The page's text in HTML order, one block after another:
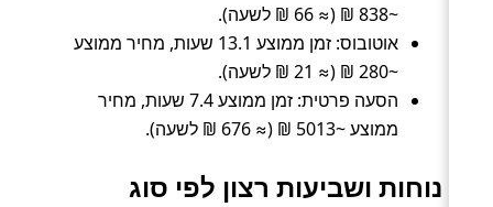
~838 ₪ (≈ 66 ₪ לשעה).
אוטובוס: זמן ממוצע 13.1 שעות, מחיר ממוצע
~280 ₪ (≈ 21 ₪ לשעה).
הסעה פרטית: זמן ממוצע 7.4 שעות, מחיר
ממוצע ~5013 ₪ (≈ 676 ₪ לשעה).
נוחות ושביעות רצון לפי סוג